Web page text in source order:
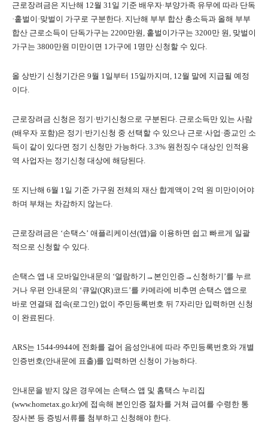
근로장려금은 지난해 12월 31일 기준 배우자·부양가족 유무에 따라 단독
·홑벌이·맞벌이 가구로 구분한다. 지난해 부부 합산 총소득과 올해 부부
합산 근로소득이 단독가구는 2200만원, 홑벌이가구는 3200만 원, 맞벌이
가구는 3800만원 미만이면 1가구에 1명만 신청할 수 있다.
올 상반기 신청기간은 9월 1일부터 15일까지며, 12월 말에 지급될 예정
이다.
근로장려금 신청은 정기·반기신청으로 구분된다. 근로소득만 있는 사람
(배우자 포함)은 정기·반기신청 중 선택할 수 있으나 근로·사업·종교인 소
득이 같이 있다면 정기 신청만 가능하다. 3.3% 원천징수 대상인 인적용
역 사업자는 정기신청 대상에 해당된다.
또 지난해 6월 1일 기준 가구원 전체의 재산 합계액이 2억 원 미만이어야
하며 부채는 차감하지 않는다.
근로장려금은 ‘손택스’ 애플리케이션(앱)을 이용하면 쉽고 빠르게 일괄
적으로 신청할 수 있다.
손택스 앱 내 모바일안내문의 ‘열람하기→본인인증→신청하기’를 누르
거나 우편 안내문의 ‘큐알(QR)코드’를 카메라에 비추면 손택스 앱으로
바로 연결돼 접속(로그인) 없이 주민등록번호 뒤 7자리만 입력하면 신청
이 완료된다.
ARS는 1544-9944에 전화를 걸어 음성안내에 따라 주민등록번호와 개별
인증번호(안내문에 표출)를 입력하면 신청이 가능하다.
안내문을 받지 않은 경우에는 손택스 앱 및 홈택스 누리집
(www.hometax.go.kr)에 접속해 본인인증 절차를 거쳐 급여를 수령한 통
장사본 등 증빙서류를 첨부하고 신청해야 한다.